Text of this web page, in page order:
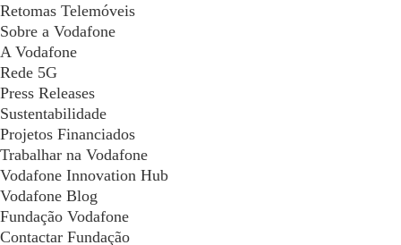
Retomas Telemóveis
Sobre a Vodafone
A Vodafone
Rede 5G
Press Releases
Sustentabilidade
Projetos Financiados
Trabalhar na Vodafone
Vodafone Innovation Hub
Vodafone Blog
Fundação Vodafone
Contactar Fundação